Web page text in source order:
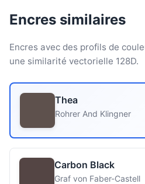
Encres similaires
Encres avec des profils de
une similarité vectorielle 128D.
Thea
Rohrer And Klingner
Carbon Black
Graf von Faber-Castell